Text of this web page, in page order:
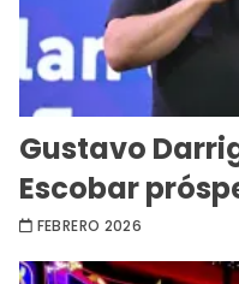
Gustavo
Escobar
FEBRERO 2026